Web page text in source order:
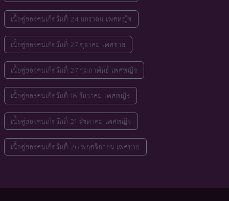
เนื้อคู่ของคนเกิดวันที่ 24 มกราคม เพศหญิง
เนื้อคู่ของคนเกิดวันที่ 27 ตุลาคม เพศชาย
เนื้อคู่ของคนเกิดวันที่ 27 กุมภาพันธ์ เพศหญิง
เนื้อคู่ของคนเกิดวันที่ 18 ธันวาคม เพศหญิง
เนื้อคู่ของคนเกิดวันที่ 21 สิงหาคม เพศหญิง
เนื้อคู่ของคนเกิดวันที่ 26 พฤศจิกายน เพศชาย